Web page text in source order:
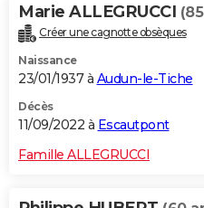
Marie ALLEGRUCCI
Créer une cagnotte obsèques
Naissance
23/01/1937 à Audun-le-Tiche
Décès
11/09/2022 à Escautpont
Famille ALLEGRUCCI